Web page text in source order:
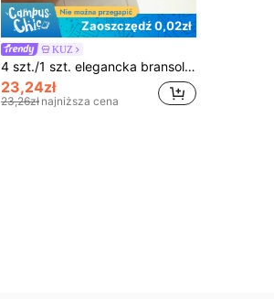
Zaoszczędź 0,02zł
KUZ
4 szt./1 szt. elegancka bransoletka damska w stylu vintage boho, beżowa, z akrylowych koralików, elastyczna, do noszenia na co dzień, na imprezę i wakacje, do noszenia warstwowego, na prezent
23,24zł
23,26zł najniższa cena